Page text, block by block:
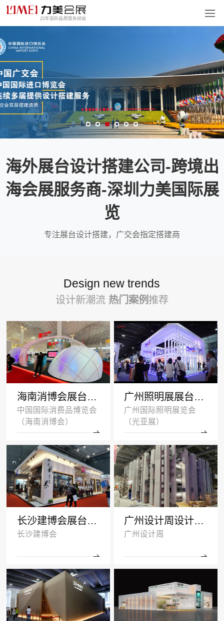
海外展台设计搭建公司-跨境出
海会展服务商-深圳力美国际展
览
专注展台设计搭建，广交会指定搭建商
Design new trends
设计新潮流 热门案例 推荐
海南消博会展台设计搭建案例-王府井集团-深圳展示设计公司
中国国际消费品博览会
（海南消博会）
广州照明展展台设计搭建案例 -沐光无主灯
广州国际照明展览会
（光亚展）
长沙建博会展台搭建案例-诺拓铝材
长沙建博会
广州设计周设计搭建案例-卡布奇诺瓷砖
广州设计周